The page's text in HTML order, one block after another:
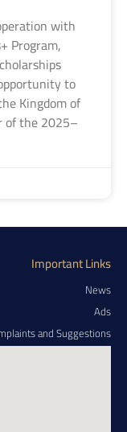
with
Program,
to
Kingdom of
of the 2025–
Important Links
News
Ads
and Suggestions